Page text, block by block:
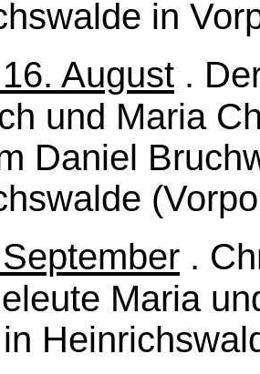
in
August .
und Maria
Daniel
.
Maria